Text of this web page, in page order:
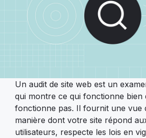
Un audit de site web est un
qui montre ce qui fonctionne bien
fonctionne pas. Il fournit une vue
manière dont votre site répond
utilisateurs, respecte les lois en